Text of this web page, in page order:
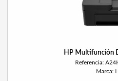
HP Multifunción
Referencia:
Marca: